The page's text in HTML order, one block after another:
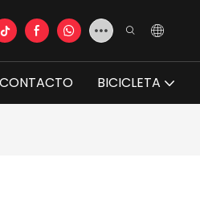
CONTACTO BICICLETA